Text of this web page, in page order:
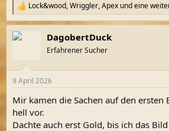
R
e
a
k
e
:
Lock&wood,Wriggler,Apex und eine
DagobertDuck
Erfahrener Sucher
9 April 2026
Mir kamen die Sachen auf den ersten
hell vor.
Dachte auch erst Gold, bis ich das